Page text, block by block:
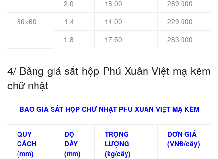
2.0
18.00
289.000
60×60
1.4 14.00
229.000
1.8
17.50 283.000
4/ Bảng giá sắt hộp Phú Xuân Việt mạ kẽm
chữ nhật
BÁO GIÁ SẮT HỘP CHỮ NHẬT PHÚ XUÂN VIỆT MẠ KẼM
QUY
CÁCH
(mm)
ĐỘ
DÀY
(mm)
TRỌNG
LƯỢNG
(kg/cây)
ĐƠN GIÁ
(VNĐ/cây)